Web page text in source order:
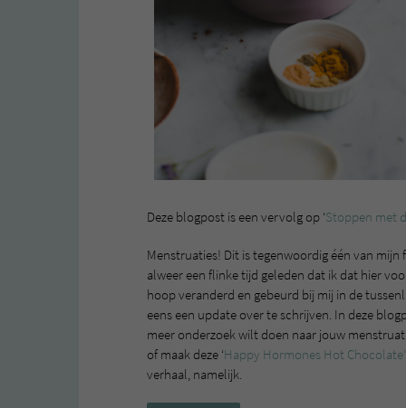
Deze blogpost is een vervolg op ‘Stoppen met
Menstruaties! Dit is tegenwoordig één van
alweer een flinke tijd geleden dat ik dat hier
hoop veranderd en gebeurd bij mij in de
eens een update over te schrijven. In deze
meer onderzoek wilt doen naar jouw
of maak deze ‘Happy Hormones Hot Chocolate’
verhaal, namelijk.